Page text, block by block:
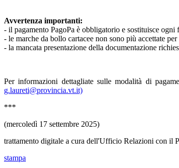
Avvertenza importanti:
- il pagamento PagoPa è obbligatorio e sostituisce ogni
- le marche da bollo cartacee non sono più accettate
- la mancata presentazione della documentazione
Per informazioni dettagliate sulle modalità di
g.laureti@provincia.vt.it)
***
(mercoledì 17 settembre 2025)
trattamento digitale a cura dell'Ufficio Relazioni con il
stampa